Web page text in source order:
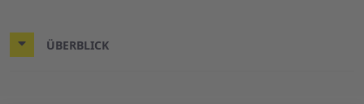
ÜBERBLICK